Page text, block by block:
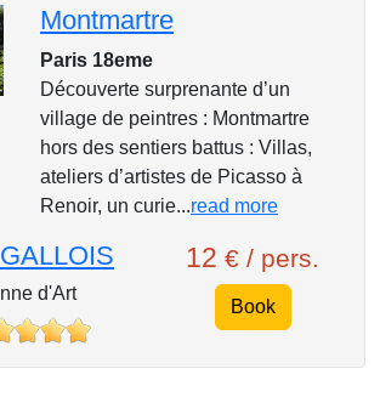
Montmartre
Paris 18eme
Découverte surprenante d’un
village de peintres : Montmartre
hors des sentiers battus : Villas,
ateliers d’artistes de Picasso à
Renoir, un curie...read more
d'Art
12 € / pers.
Book